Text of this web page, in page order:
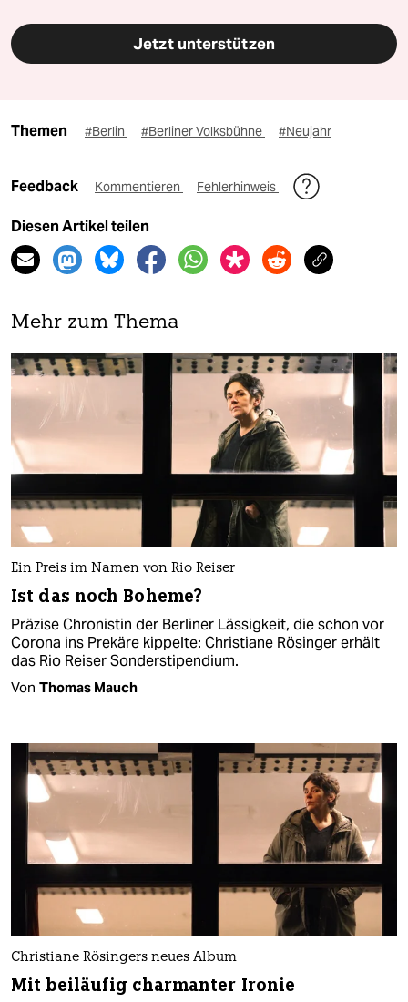
Jetzt unterstützen
Themen #Berlin #Berliner Volksbühne #Neujahr
Feedback Kommentieren Fehlerhinweis
Diesen Artikel teilen
Mehr zum Thema
Ein Preis im Namen von Rio Reiser
Ist das noch Boheme?
Präzise Chronistin der Berliner Lässigkeit, die schon vor
Corona ins Prekäre kippelte: Christiane Rösinger erhält
das Rio Reiser Sonderstipendium.
Von Thomas Mauch
Christiane Rösingers neues Album
Mit beiläufig charmanter Ironie